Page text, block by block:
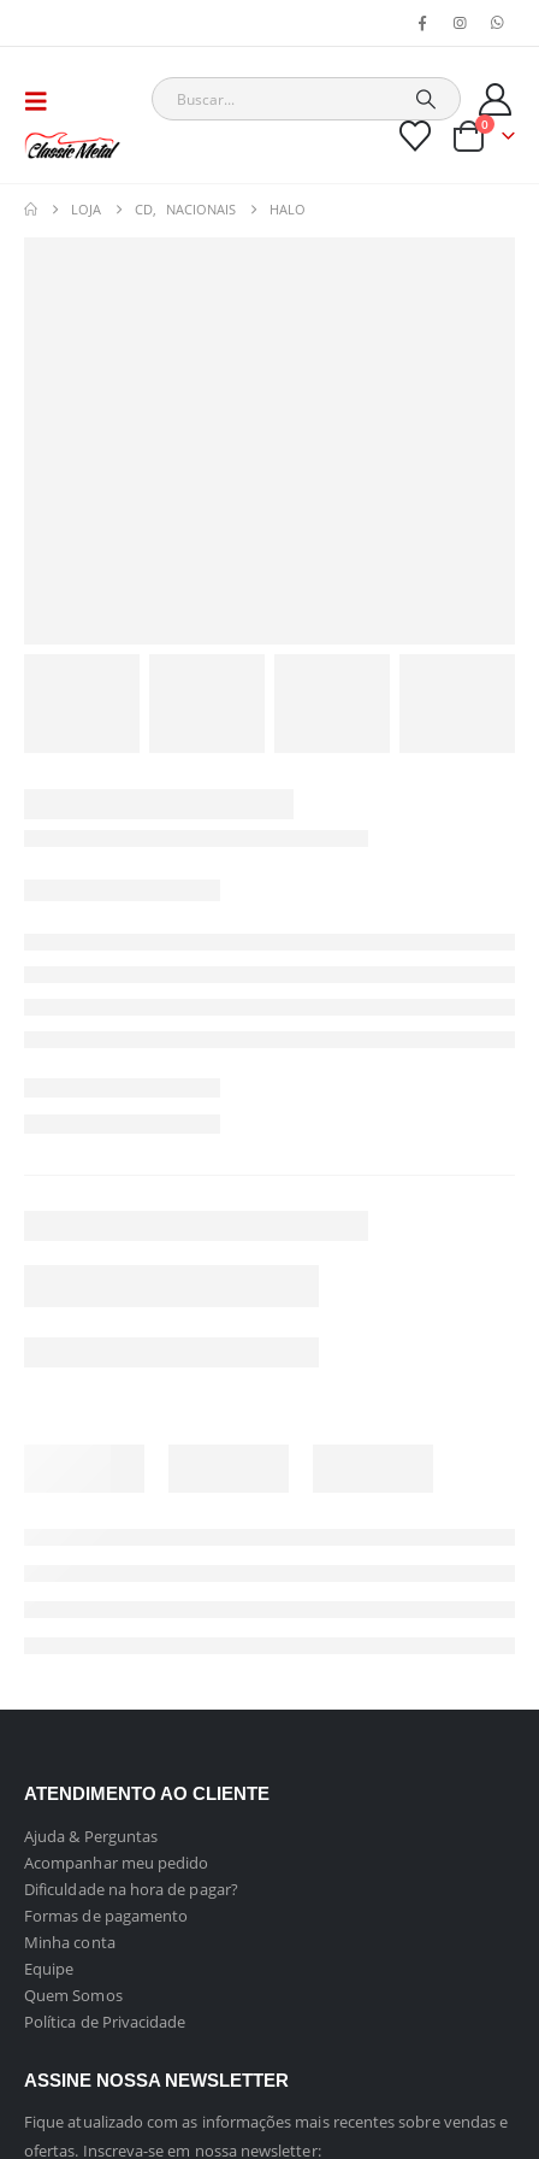
0
LOJA CD NACIONAIS HALO
ATENDIMENTO AO CLIENTE
Ajuda & Perguntas
Acompanhar meu pedido
Dificuldade na hora de pagar?
Formas de pagamento
Minha conta
Equipe
Quem Somos
Política de Privacidade
ASSINE NOSSA NEWSLETTER
Fique atualizado com as informações mais recentes sobre vendas e
ofertas. Inscreva-se em nossa newsletter: